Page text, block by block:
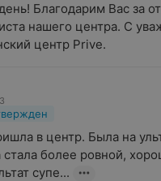
Благодарим Вас за
нашего центра. С
центр Prive.
в центр. Была на
более ровной,
супе...